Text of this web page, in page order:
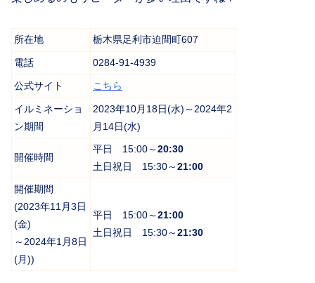
所在地 栃木県足利市迫間町607
電話 0284-91-4939
公式サイト こちら
イルミネーショ
ン期間
2023年10月18日(水)～2024年2
月14日(水)
開催時間
平日 15:00～20:30
土日祝日 15:30～21:00
開催期間
(2023年11月3日
(金)
～2024年1月8日
(月))
平日 15:00～21:00
土日祝日 15:30～21:30